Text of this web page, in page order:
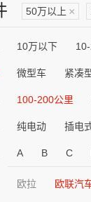
50万以上 ×
10万以下
微型车 紧凑
100-200公里
纯电动 插电
A B C
欧拉 欧联汽